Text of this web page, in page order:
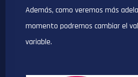
Además, como veremos más
momento podremos cambiar el
variable.